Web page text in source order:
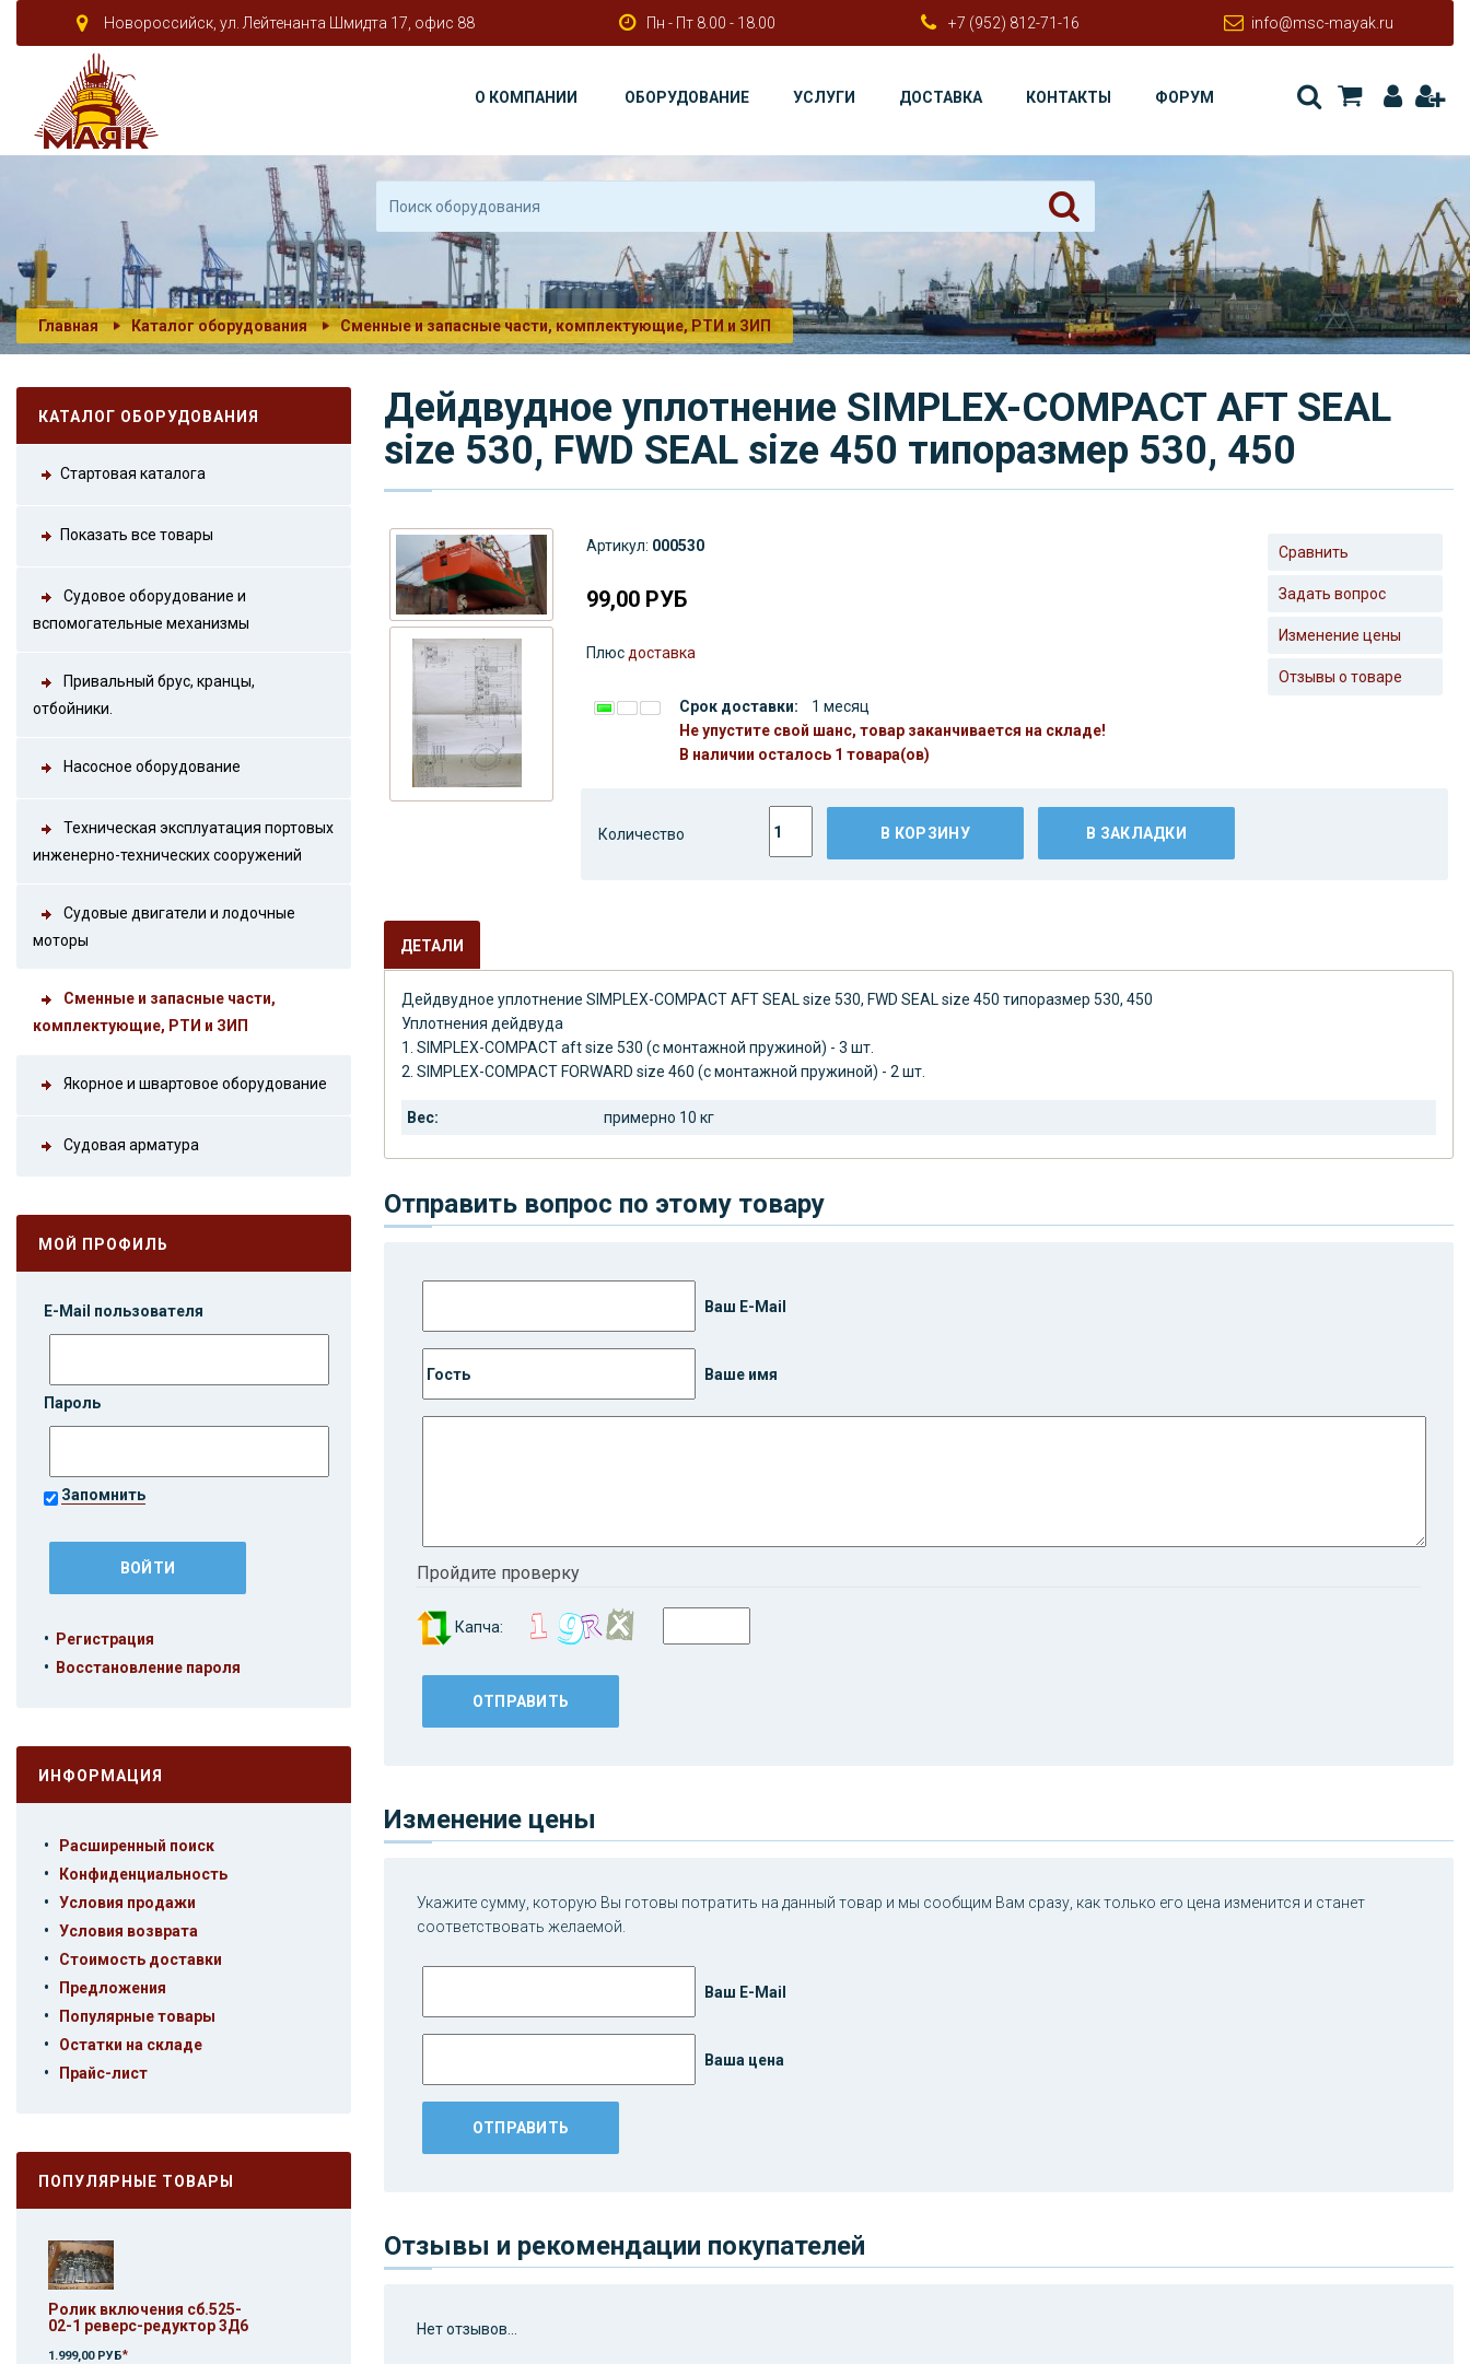
Новороссийск, ул. Лейтенанта Шмидта 17, офис 88 Пн - Пт 8.00 - 18.00 +7 (952) 812-71-16 info@msc-mayak.ru
О КОМПАНИИ ОБОРУДОВАНИЕ УСЛУГИ ДОСТАВКА КОНТАКТЫ ФОРУМ
Главная Каталог оборудования Сменные и запасные части, комплектующие, РТИ и ЗИП
КАТАЛОГ ОБОРУДОВАНИЯ
Стартовая каталога
Показать все товары
Судовое оборудование и
вспомогательные механизмы
Привальный брус, кранцы,
отбойники.
Насосное оборудование
Техническая эксплуатация портовых
инженерно-технических сооружений
Судовые двигатели и лодочные
моторы
Сменные и запасные части,
комплектующие, РТИ и ЗИП
Якорное и швартовое оборудование
Судовая арматура
МОЙ ПРОФИЛЬ
E-Mail пользователя
Пароль
Запомнить
• Регистрация
• Восстановление пароля
ИНФОРМАЦИЯ
• Расширенный поиск
• Конфиденциальность
• Условия продажи
• Условия возврата
• Стоимость доставки
• Предложения
• Популярные товары
• Остатки на складе
• Прайс-лист
ПОПУЛЯРНЫЕ ТОВАРЫ
Ролик включения сб.525-
02-1 реверс-редуктор 3Д6
1.999,00 РУБ*
Дейдвудное уплотнение SIMPLEX-COMPACT AFT SEAL
size 530, FWD SEAL size 450 типоразмер 530, 450
Артикул: 000530
99,00 РУБ
Плюс доставка
Срок доставки:
1 месяц
Не упустите свой шанс, товар заканчивается на складе!
В наличии осталось 1 товара(ов)
Сравнить
Задать вопрос
Изменение цены
Отзывы о товаре
Количество В КОРЗИНУ В ЗАКЛАДКИ
ДЕТАЛИ
Дейдвудное уплотнение SIMPLEX-COMPACT AFT SEAL size 530, FWD SEAL size 450 типоразмер 530, 450
Уплотнения дейдвуда
1. SIMPLEX-COMPACT aft size 530 (с монтажной пружиной) - 3 шт.
2. SIMPLEX-COMPACT FORWARD size 460 (с монтажной пружиной) - 2 шт.
Вес: примерно 10 кг
Отправить вопрос по этому товару
Ваш E-Mail
Ваше имя
Пройдите проверку
Капча:
Изменение цены
Укажите сумму, которую Вы готовы потратить на данный товар и мы сообщим Вам сразу, как только его цена изменится и станет
соответствовать желаемой.
Ваш E-Mail
Ваша цена
Отзывы и рекомендации покупателей
Нет отзывов...